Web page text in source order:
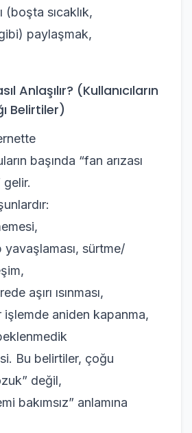
(boşta sıcaklık,
paylaşmak,
Anlaşılır? (Kullanıcıların
Belirtiler)
başında “fan arızası
gelir.
yavaşlaması, sürtme/
aşırı ısınması,
işlemde aniden kapanma,
Bu belirtiler, çoğu
değil,
bakımsız” anlamına